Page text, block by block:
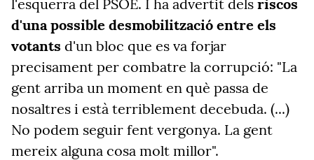
l'esquerra del PSOE. I ha advertit dels riscos
d'una possible desmobilització entre els
votants d'un bloc que es va forjar
precisament per combatre la corrupció: "La
gent arriba un moment en què passa de
nosaltres i està terriblement decebuda. (...)
No podem seguir fent vergonya. La gent
mereix alguna cosa molt millor".